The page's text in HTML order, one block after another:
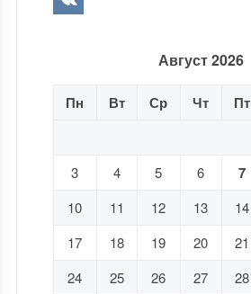
Август 2026
Пн Вт Ср Чт Пт
3
4 5 6 7
10
11 12 13 14
17
18 19 20 21
24
25 26 27 28